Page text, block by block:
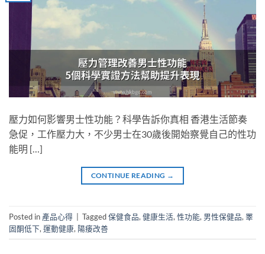
壓力如何影響男士性功能？科學告訴你真相 香港生活節奏
急促，工作壓力大，不少男士在30歲後開始察覺自己的性功
能明 […]
CONTINUE READING →
Posted in 產品心得 | Tagged保健食品, 健康生活, 性功能, 男性保健品, 睪
固酮低下, 運動健康, 陽痿改善